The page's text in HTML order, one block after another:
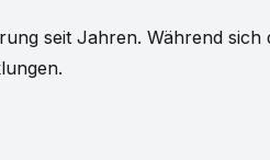
seit Jahren. Während